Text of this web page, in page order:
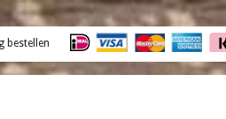
bestellen